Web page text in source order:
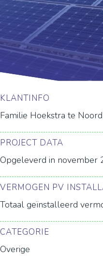
KLANTINFO
Familie Hoekstra te
PROJECT DATA
Opgeleverd in november
VERMOGEN PV
Totaal geïnstalleerd
CATEGORIE
Overige